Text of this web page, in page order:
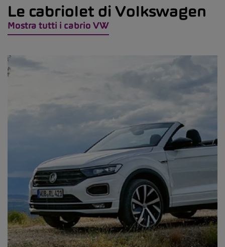
Le cabriolet di Volkswagen
Mostra tutti i cabrio VW